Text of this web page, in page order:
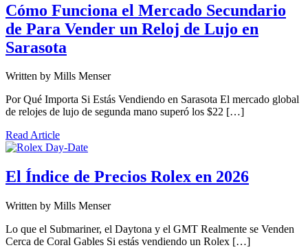
Cómo Funciona el Mercado Secundario
de Para Vender un Reloj de Lujo en
Sarasota
Written by Mills Menser
Por Qué Importa Si Estás Vendiendo en Sarasota El mercado global
de relojes de lujo de segunda mano superó los $22 […]
Read Article
El Índice de Precios Rolex en 2026
Written by Mills Menser
Lo que el Submariner, el Daytona y el GMT Realmente se Venden
Cerca de Coral Gables Si estás vendiendo un Rolex […]